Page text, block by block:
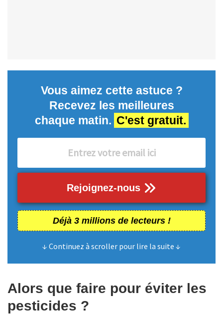
Vous aimez cette astuce ?
Recevez les meilleures
chaque matin. C'est gratuit.
Rejoignez-nous
Déjà 3 millions de lecteurs !
↓ Continuez à scroller pour lire la suite ↓
Alors que faire pour éviter les
pesticides ?